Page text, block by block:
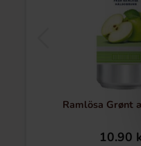
Ramlösa Grønt
10.90